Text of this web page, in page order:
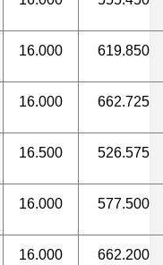
16.000 619.850
16.000 662.725
16.500 526.575
16.000 577.500
16.000 662.200